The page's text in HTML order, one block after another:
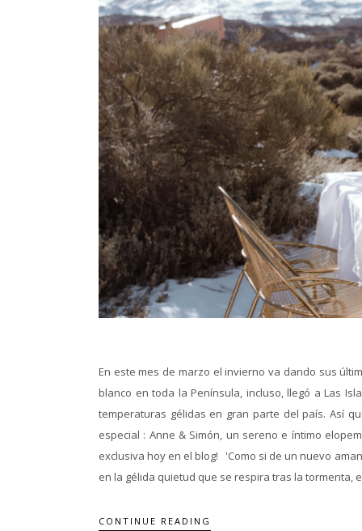
En este mes de marzo el invierno va dando sus
blanco en toda la Península, incluso, llegó a Las
temperaturas gélidas en gran parte del país. Así
especial : Anne & Simón, un sereno e íntimo
exclusiva hoy en el blog! 'Como si de un nuevo
en la gélida quietud que se respira tras la tormenta,
CONTINUE READING